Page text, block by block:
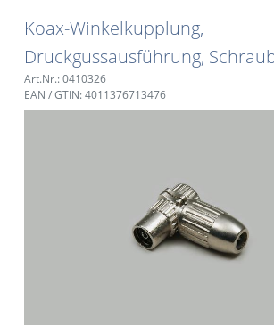
Koax-Winkelkupplung,
Druckgussausführung,
Art.Nr.: 0410326
EAN / GTIN: 4011376713476